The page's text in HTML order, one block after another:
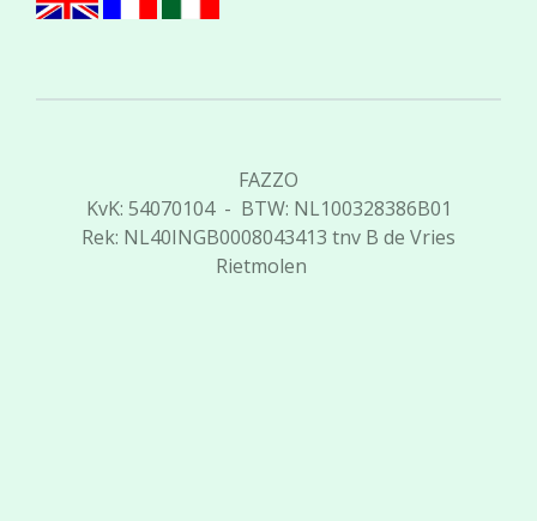
FAZZO
KvK: 54070104 - BTW: NL100328386B01
Rek: NL40INGB0008043413 tnv B de Vries
Rietmolen